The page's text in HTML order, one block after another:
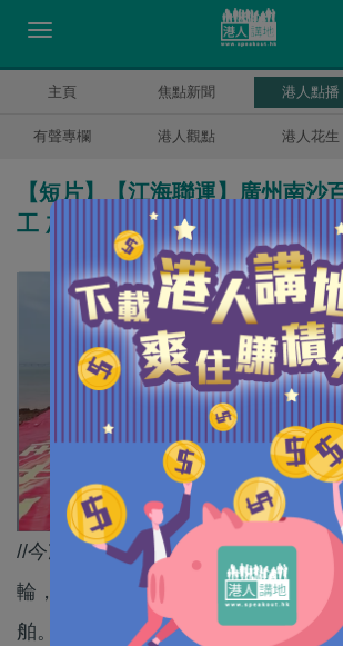
主頁 焦點新聞 港人點播
有聲專欄 港人觀點 港人花生
【短片】【江海聯運】廣州南沙
工 加速打造世界級航運樞紐
//今次工程出動亞洲最大嘅耙吸式挖
輪，建成後可全天候停靠全球噸級最
舶。//